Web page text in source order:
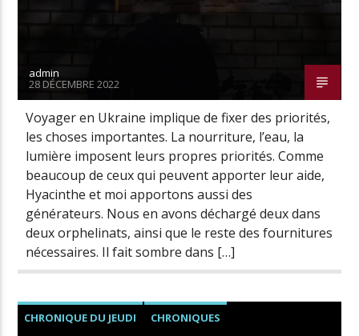
admin
28 DÉCEMBRE 2022
Voyager en Ukraine implique de fixer des priorités,
les choses importantes. La nourriture, l’eau, la
lumière imposent leurs propres priorités. Comme
beaucoup de ceux qui peuvent apporter leur aide,
Hyacinthe et moi apportons aussi des
générateurs. Nous en avons déchargé deux dans
deux orphelinats, ainsi que le reste des fournitures
nécessaires. Il fait sombre dans […]
CHRONIQUE DU JEUDI CHRONIQUES